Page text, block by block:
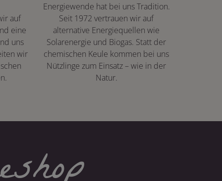
auf
eine
uns
wir
Energiewende hat bei uns Tradition.
Seit 1972 vertrauen wir auf
alternative Energiequellen wie
Solarenergie und Biogas. Statt der
chemischen Keule kommen bei uns
Nützlinge zum Einsatz – wie in der
Natur.